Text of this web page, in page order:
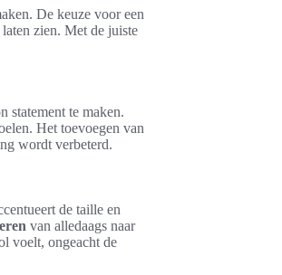
De keuze voor een
zien. Met de juiste
statement te maken.
Het toevoegen van
wordt verbeterd.
de taille en
van alledaags naar
voelt, ongeacht de